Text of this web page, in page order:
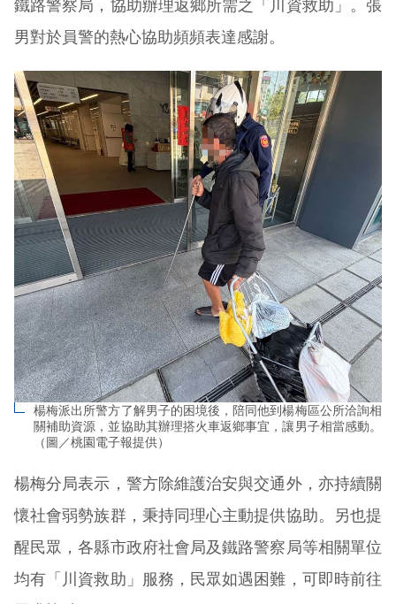
鐵路警察局，協助辦理返鄉所需之「川資救助」。張
男對於員警的熱心協助頻頻表達感謝。
楊梅派出所警方了解男子的困境後，陪同他到楊梅區公所洽詢相
關補助資源，並協助其辦理搭火車返鄉事宜，讓男子相當感動。
（圖／桃園電子報提供）
楊梅分局表示，警方除維護治安與交通外，亦持續關
懷社會弱勢族群，秉持同理心主動提供協助。另也提
醒民眾，各縣市政府社會局及鐵路警察局等相關單位
均有「川資救助」服務，民眾如遇困難，可即時前往